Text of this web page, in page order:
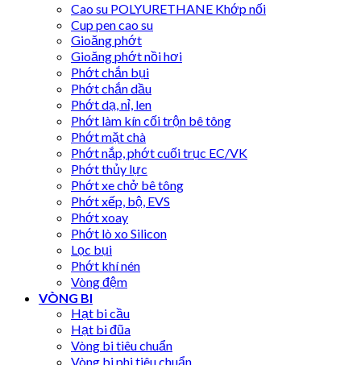
Cao su POLYURETHANE Khớp nối
Cup pen cao su
Gioăng phớt
Gioăng phớt nồi hơi
Phớt chắn bụi
Phớt chắn dầu
Phớt dạ, nỉ, len
Phớt làm kín cối trộn bê tông
Phớt mặt chà
Phớt nắp, phớt cuối trục EC/VK
Phớt thủy lực
Phớt xe chở bê tông
Phớt xếp, bộ, EVS
Phớt xoay
Phớt lò xo Silicon
Lọc bụi
Phớt khí nén
Vòng đệm
VÒNG BI
Hạt bi cầu
Hạt bi đũa
Vòng bi tiêu chuẩn
Vòng bi phi tiêu chuẩn